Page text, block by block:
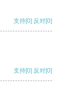
支持[0] 反对[0]
支持[0] 反对[0]